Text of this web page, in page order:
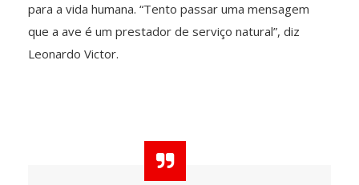
para a vida humana. “Tento passar uma mensagem
que a ave é um prestador de serviço natural”, diz
Leonardo Victor.